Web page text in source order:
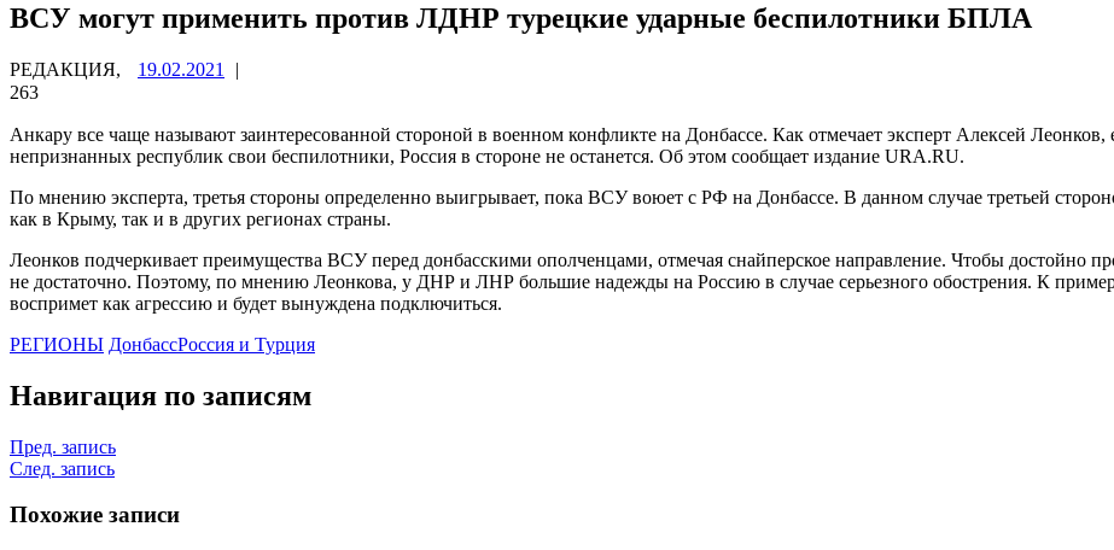
ВСУ могут применить против ЛДНР турецкие ударные беспилотники БПЛА
РЕДАКЦИЯ, 19.02.2021
|
263
Анкару все чаще называют заинтересованной стороной в военном конфликте на Донбассе. Как отмечает эксперт Алексей
непризнанных республик свои беспилотники, Россия в стороне не останется. Об этом сообщает издание URA.RU.
По мнению эксперта, третья стороны определенно выигрывает, пока ВСУ воюет с РФ на Донбассе. В данном случае третьей
как в Крыму, так и в других регионах страны.
Леонков подчеркивает преимущества ВСУ перед донбасскими ополченцами, отмечая снайперское направление. Чтобы достойно
не достаточно. Поэтому, по мнению Леонкова, у ДНР и ЛНР большие надежды на Россию в случае серьезного обострения. К
воспримет как агрессию и будет вынуждена подключиться.
РЕГИОНЫ ДонбассРоссия и Турция
Навигация по записям
Пред. запись
След. запись
Похожие записи